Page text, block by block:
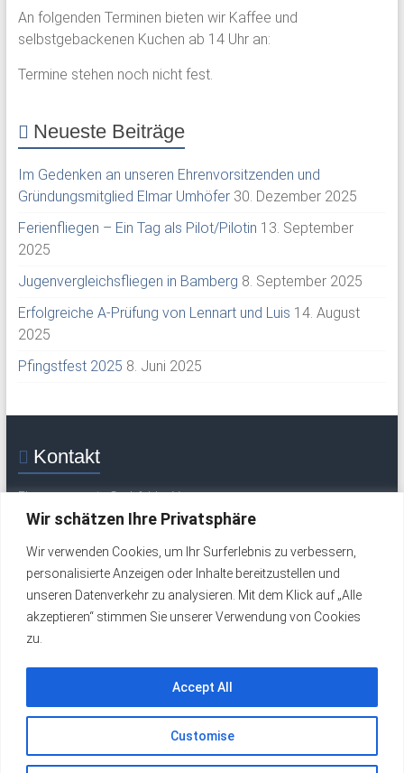
Wir schätzen Ihre Privatsphäre
Wir verwenden Cookies, um Ihr Surferlebnis zu verbessern,
personalisierte Anzeigen oder Inhalte bereitzustellen und
unseren Datenverkehr zu analysieren. Mit dem Klick auf „Alle
akzeptieren“ stimmen Sie unserer Verwendung von Cookies
zu.
Customise
Accept All
An folgenden Terminen bieten wir Kaffee und
selbstgebackenen Kuchen ab 14 Uhr an:
Termine stehen noch nicht fest.
Neueste Beiträge
Im Gedenken an unseren Ehrenvorsitzenden und
Gründungsmitglied Elmar Umhöfer 30. Dezember 2025
Ferienfliegen – Ein Tag als Pilot/Pilotin 13. September
2025
Jugenvergleichsfliegen in Bamberg 8. September 2025
Erfolgreiche A-Prüfung von Lennart und Luis 14. August
2025
Pfingstfest 2025 8. Juni 2025
Kontakt
Flugsportverein Grabfeld e. V.
Mittelweg 30
Tel.: +49 (0) 9762 277 (Flugplatz / Wochenende)
Tel.: +49 (0) 9762 324 (werktags)
Impressum
Copyright © 2026FSV Grabfeld e. V.. Alle Rechte vorbehalten.